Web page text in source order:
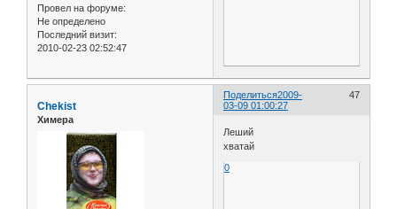
Провел на форуме:
Не определено
Последний визит:
2010-02-23 02:52:47
Поделиться 47
2009-
03-09 01:00:27
Chekist
Химера
Леший
хватай
0